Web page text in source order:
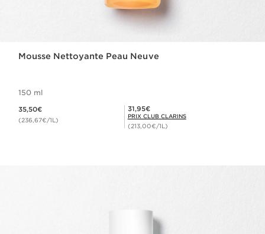
Mousse Nettoyante Peau Neuve
150 ml
35,50€
(236,67€/1L)
Prix Club Clarins 31,95€
31,95€
PRIX CLUB CLARINS
(213,00€/1L)